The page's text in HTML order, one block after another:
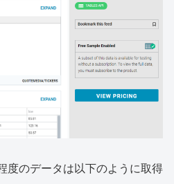
度のデータは以下のように取得